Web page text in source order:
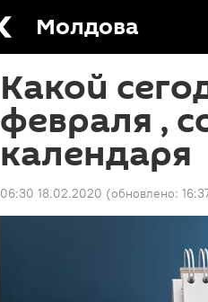
Молдова
Какой
февраля ,
календаря
06:30 18.02.2020 (обновлено: